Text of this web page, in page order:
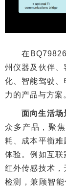
在
州仪器及伙伴、
化、智能驾驶、
力的产品与方案
面向生活场
众多产品，聚
耗、成本平衡难
体验。例如互联
红外传感技术，
检测，兼顾智